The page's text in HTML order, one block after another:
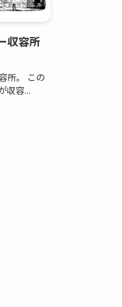
収容所
所。 この
収容...